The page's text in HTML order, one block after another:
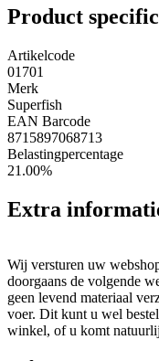
Product
Artikelcode
01701
Merk
Superfish
EAN Barcode
8715897068713
Belastingpercentage
21.00%
Extra
Wij versturen uw
doorgaans de volgende
geen levend materiaal
voer. Dit kunt u wel
winkel, of u komt